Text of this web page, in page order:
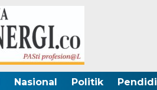
Nasional Politik